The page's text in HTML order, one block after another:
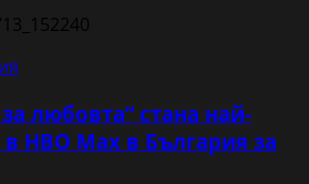
любовта“ стана най-
HBO Max в България за